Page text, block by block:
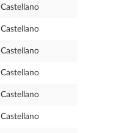
Castellano
Castellano
Castellano
Castellano
Castellano
Castellano